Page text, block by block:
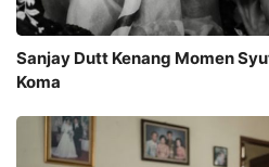
Sanjay Dutt Kenang Momen
Koma